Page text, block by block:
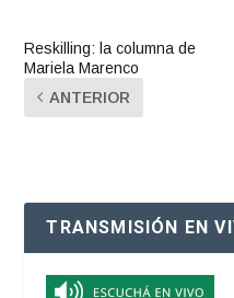
Reskilling: la columna de
Mariela Marenco
ANTERIOR
TRANSMISIÓN EN